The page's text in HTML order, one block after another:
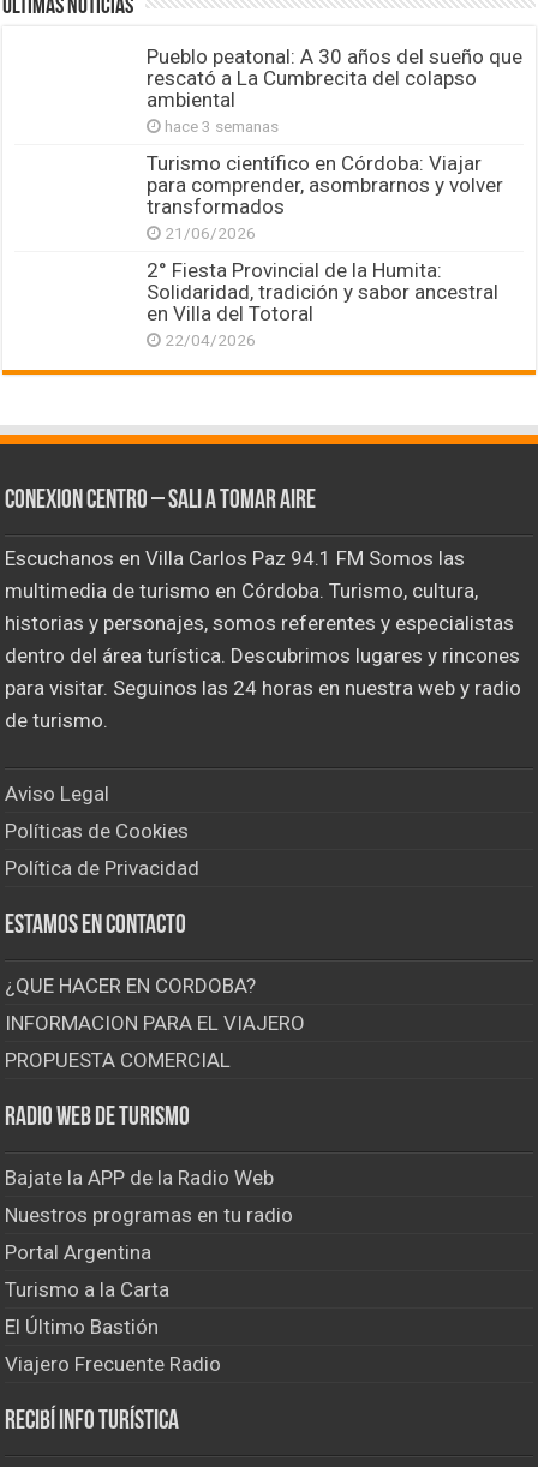
ULTIMAS NOTICIAS
Pueblo peatonal: A 30 años del sueño que
rescató a La Cumbrecita del colapso
ambiental
hace 3 semanas
Turismo científico en Córdoba: Viajar
para comprender, asombrarnos y volver
transformados
21/06/2026
2° Fiesta Provincial de la Humita:
Solidaridad, tradición y sabor ancestral
en Villa del Totoral
22/04/2026
CONEXION CENTRO – Sali a tomar aire
Escuchanos en Villa Carlos Paz 94.1 FM Somos las
multimedia de turismo en Córdoba. Turismo, cultura,
historias y personajes, somos referentes y especialistas
dentro del área turística. Descubrimos lugares y rincones
para visitar. Seguinos las 24 horas en nuestra web y radio
de turismo.
Aviso Legal
Políticas de Cookies
Política de Privacidad
Estamos en contacto
¿QUE HACER EN CORDOBA?
INFORMACION PARA EL VIAJERO
PROPUESTA COMERCIAL
Radio Web de Turismo
Bajate la APP de la Radio Web
Nuestros programas en tu radio
Portal Argentina
Turismo a la Carta
El Último Bastión
Viajero Frecuente Radio
Recibí info turística